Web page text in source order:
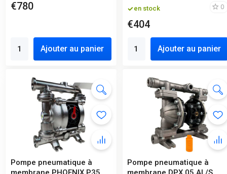
€780
Ajouter au panier
en stock 0
€404
Ajouter au panier
Pompe pneumatique à
Pompe pneumatique à